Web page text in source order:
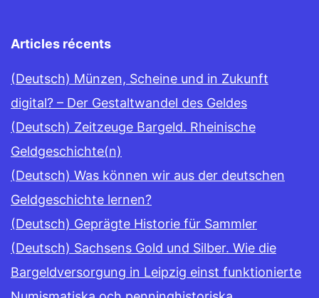
Articles récents
(Deutsch) Münzen, Scheine und in Zukunft
digital? – Der Gestaltwandel des Geldes
(Deutsch) Zeitzeuge Bargeld. Rheinische
Geldgeschichte(n)
(Deutsch) Was können wir aus der deutschen
Geldgeschichte lernen?
(Deutsch) Geprägte Historie für Sammler
(Deutsch) Sachsens Gold und Silber. Wie die
Bargeldversorgung in Leipzig einst funktionierte